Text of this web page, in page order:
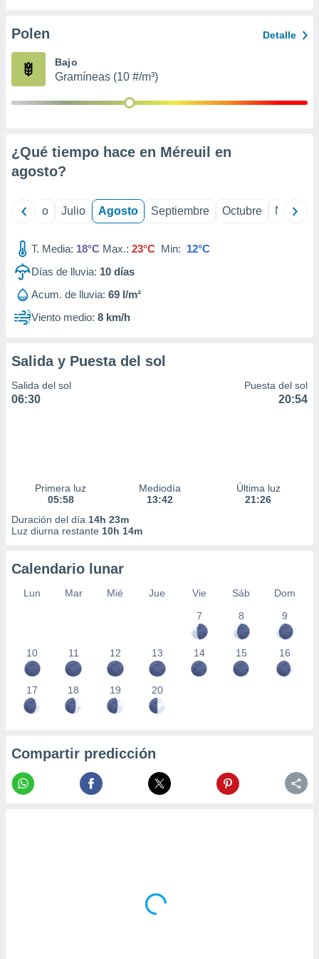
e
mediante
de
1199
Polen Detalle
Bajo
Gramíneas (10 #/m³)
¿Qué tiempo hace en Méreuil en
agosto?
Junio Julio Agosto Septiembre Octubre
T. Media: 18°C Max.: 23°C Min: 12°C
Días de lluvia: 10 días
Acum. de lluvia: 69 l/m²
Viento medio: 8 km/h
Salida y Puesta del sol
Salida del sol
06:30
Puesta del sol
20:54
Primera luz
05:58
Mediodía
13:42
Última luz
21:26
Duración del día 14h 23m
Luz diurna restante 10h 14m
Calendario lunar
Lun Mar Mié Jue Vie Sáb
Dom
7
8 9
10 11 12 13 14 15 16
17 18 19 20
Compartir predicción